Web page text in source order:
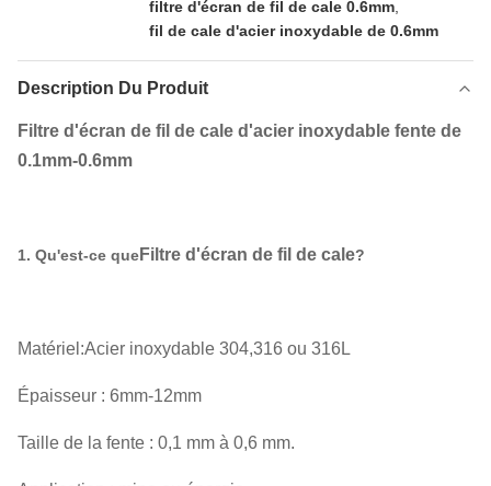
filtre d'écran de fil de cale 0.6mm
fil de cale d'acier inoxydable de 0.6mm
Description Du Produit
Filtre d'écran de fil de cale d'acier inoxydable fente de
0.1mm-0.6mm
1. Qu'est-ce queFiltre d'écran de fil de cale?
Matériel:Acier inoxydable 304,316 ou 316L
Épaisseur : 6mm-12mm
Taille de la fente : 0,1 mm à 0,6 mm.